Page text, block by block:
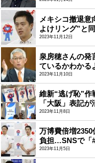
メキシコ撤退
よけリング”と
2023年11月12日
泉房穂さんの発
ているかわかる
2023年11月10日
維新“逃げ恥”作
「大阪」表記
2023年11月8日
万博費倍増
負担…SNSで「
2023年11月5日